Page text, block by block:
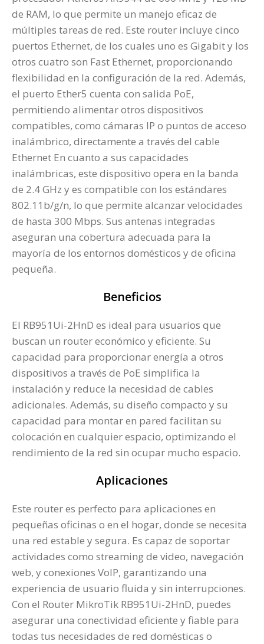
de RAM, lo que permite un manejo eficaz de
múltiples tareas de red. Este router incluye cinco
puertos Ethernet, de los cuales uno es Gigabit y los
otros cuatro son Fast Ethernet, proporcionando
flexibilidad en la configuración de la red. Además,
el puerto Ether5 cuenta con salida PoE,
permitiendo alimentar otros dispositivos
compatibles, como cámaras IP o puntos de acceso
inalámbrico, directamente a través del cable
Ethernet En cuanto a sus capacidades
inalámbricas, este dispositivo opera en la banda
de 2.4 GHz y es compatible con los estándares
802.11b/g/n, lo que permite alcanzar velocidades
de hasta 300 Mbps. Sus antenas integradas
aseguran una cobertura adecuada para la
mayoría de los entornos domésticos y de oficina
pequeña.
Beneficios
El RB951Ui-2HnD es ideal para usuarios que
buscan un router económico y eficiente. Su
capacidad para proporcionar energía a otros
dispositivos a través de PoE simplifica la
instalación y reduce la necesidad de cables
adicionales. Además, su diseño compacto y su
capacidad para montar en pared facilitan su
colocación en cualquier espacio, optimizando el
rendimiento de la red sin ocupar mucho espacio.
Aplicaciones
Este router es perfecto para aplicaciones en
pequeñas oficinas o en el hogar, donde se necesita
una red estable y segura. Es capaz de soportar
actividades como streaming de video, navegación
web, y conexiones VoIP, garantizando una
experiencia de usuario fluida y sin interrupciones.
Con el Router MikroTik RB951Ui-2HnD, puedes
asegurar una conectividad eficiente y fiable para
todas tus necesidades de red domésticas o